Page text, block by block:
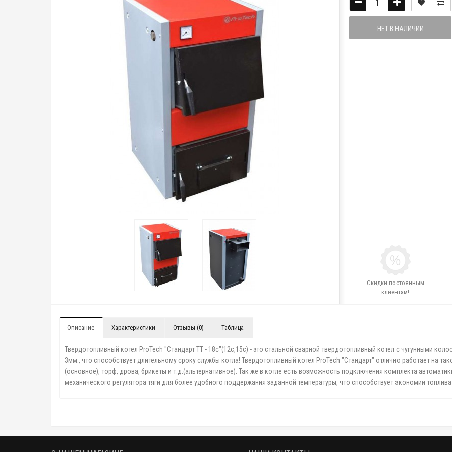
НЕТ В НАЛИЧИИ
Скидки постоянным
клиентам!
Описание Характеристики Отзывы (0) Таблица
Твердотопливный котел ProTech "Стандарт ТТ - 18с"(12с,15с) - это стальной сварной твердотопливный котел с чугунными
3мм., что способствует длительному сроку службы котла! Твердотопливный котел ProTech "Стандарт" отлично работает на
(основное), торф, дрова, брикеты и т.д.(альтернативное). Так же в котле есть возможность подключения комплекта
механического регулятора тяги для более удобного поддержания заданной температуры, что способствует экономии